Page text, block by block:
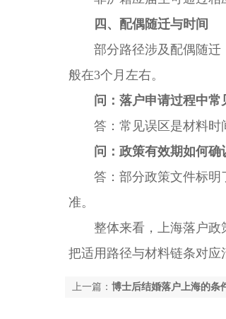
四、配偶随迁与时间
部分路径涉及配偶随迁，
般在3个月左右。
问：落户申请过程中常
答：常见误区是材料时间
问：政策有效期如何确
答：部分政策文件标明了
准。
整体来看，上海落户政策
把适用路径与材料链条对应
上一篇： 博士后结婚落户上海的条